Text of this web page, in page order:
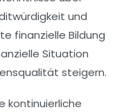
und
finanzielle Bildung
Situation
steigern.
kontinuierliche